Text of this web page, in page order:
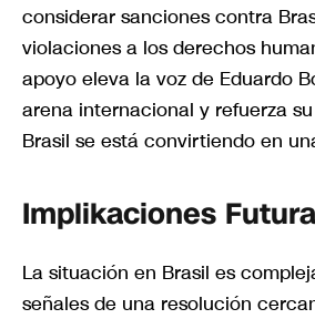
considerar sanciones contra
violaciones a los derechos
apoyo eleva la voz de Eduardo
arena internacional y refuerza
Brasil se está convirtiendo en
Implikaciones
La situación en Brasil es
señales de una resolución